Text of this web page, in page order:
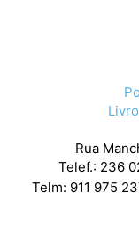
Rua
Telef.: 236
Telm: 911 975